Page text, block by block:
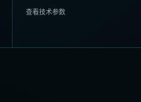
查看技术参数